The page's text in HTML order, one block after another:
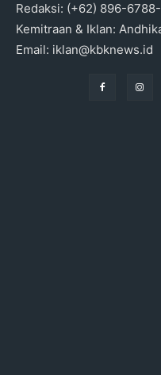
Redaksi: (+62) 896-
Kemitraan & Iklan:
Email: iklan@kbknews.id